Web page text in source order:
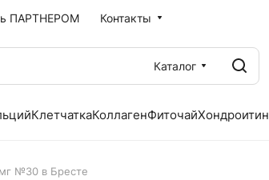
ПАРТНЕРОМ Контакты
Каталог
КлетчаткаКоллагенФиточайХондроитин
№30 в Бресте